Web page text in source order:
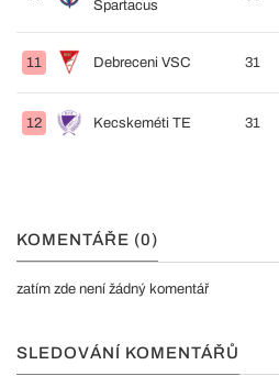
Spartacus
11 Debreceni VSC 31
12 Kecskeméti TE 31
KOMENTÁŘE (0)
zatím zde není žádný komentář
SLEDOVÁNÍ KOMENTÁŘŮ